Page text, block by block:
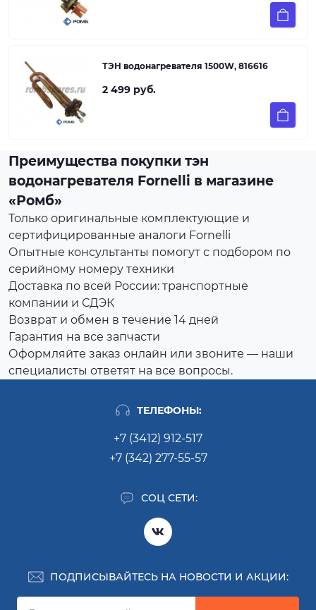
ТЭН водонагревателя 1500W, 816616
2 499 руб.
Преимущества покупки тэн
водонагревателя Fornelli в магазине
«Ромб»
Только оригинальные комплектующие и
сертифицированные аналоги Fornelli
Опытные консультанты помогут с подбором по
серийному номеру техники
Доставка по всей России: транспортные
компании и СДЭК
Возврат и обмен в течение 14 дней
Гарантия на все запчасти
Оформляйте заказ онлайн или звоните — наши
специалисты ответят на все вопросы.
ТЕЛЕФОНЫ:
+7 (3412) 912-517
+7 (342) 277-55-57
СОЦ СЕТИ:
ПОДПИСЫВАЙТЕСЬ НА НОВОСТИ И АКЦИИ: